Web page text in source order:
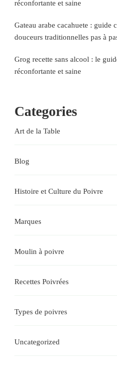
réconfortante et saine
Gateau arabe cacahuete : guide
douceurs traditionnelles pas à
Grog recette sans alcool : le
réconfortante et saine
Categories
Art de la Table
Blog
Histoire et Culture du Poivre
Marques
Moulin à poivre
Recettes Poivrées
Types de poivres
Uncategorized